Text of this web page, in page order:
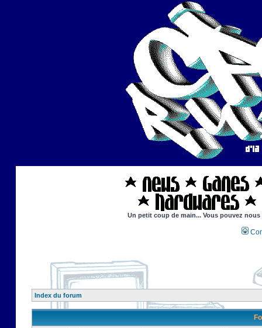
Un petit coup de main... Vous pouvez
Index du forum